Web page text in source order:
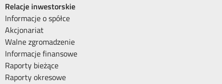
Relacje inwestorskie
Informacje o spółce
Akcjonariat
Walne zgromadzenie
Informacje finansowe
Raporty bieżące
Raporty okresowe